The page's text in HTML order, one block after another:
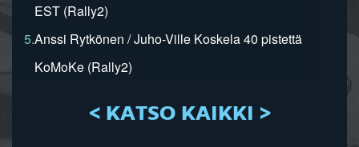
EST (Rally2)
5.Anssi Rytkönen / Juho-Ville Koskela 40 pistettä
KoMoKe (Rally2)
< KATSO KAIKKI >